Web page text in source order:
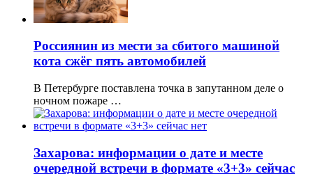
Россиянин из мести за сбитого машиной
кота сжёг пять автомобилей
В Петербурге поставлена точка в запутанном деле о
ночном пожаре …
Захарова: информации о дате и месте
очередной встречи в формате «3+3» сейчас